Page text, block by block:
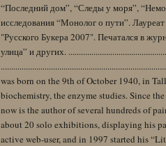
“Последний дом”, “Следы у моря”,
исследования “Монолог о пути”.
"Русского Букера 2007". Печатался в
улица” и других.
was born on the 9th of October 1940, in
biochemistry, the enzyme studies. Since
now is the author of several hundreds of
about 20 solo exhibitions, displaying his
active web-user, and in 1997 started his